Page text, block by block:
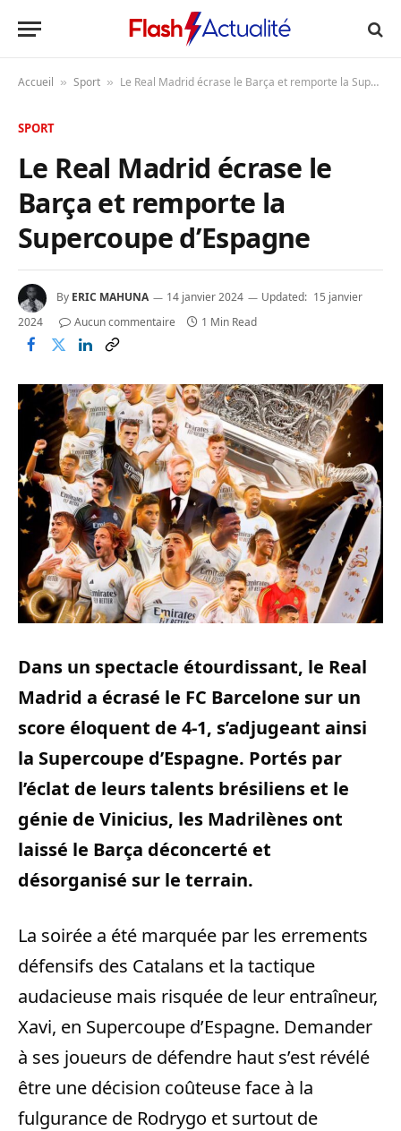
Accueil » Sport » Le Real Madrid écrase le Barça et remporte la Supercoupe d’Espagne
SPORT
Le Real Madrid écrase le
Barça et remporte la
Supercoupe d’Espagne
By ERIC MAHUNA 14 janvier 2024 Updated: 15 janvier
2024
Aucun commentaire 1 Min Read
Dans un spectacle étourdissant, le Real
Madrid a écrasé le FC Barcelone sur un
score éloquent de 4-1, s’adjugeant ainsi
la Supercoupe d’Espagne. Portés par
l’éclat de leurs talents brésiliens et le
génie de Vinicius, les Madrilènes ont
laissé le Barça déconcerté et
désorganisé sur le terrain.
La soirée a été marquée par les errements
défensifs des Catalans et la tactique
audacieuse mais risquée de leur entraîneur,
Xavi, en Supercoupe d’Espagne. Demander
à ses joueurs de défendre haut s’est révélé
être une décision coûteuse face à la
fulgurance de Rodrygo et surtout de